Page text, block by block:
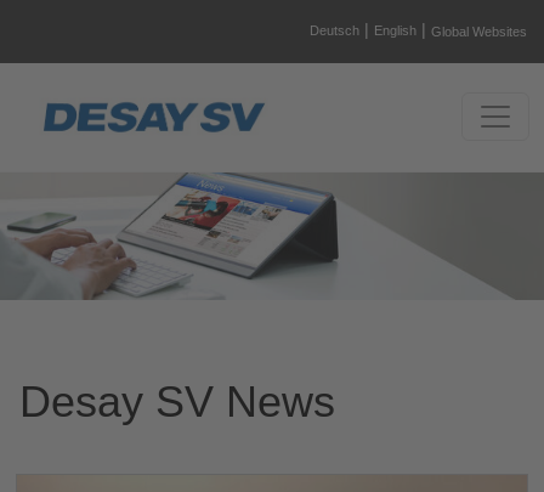
Deutsch | English | Global Websites
Desay SV News